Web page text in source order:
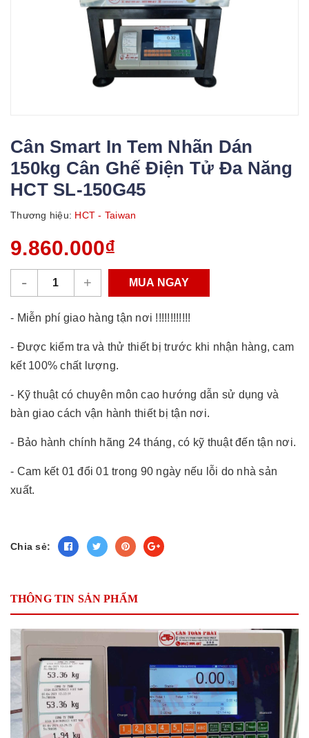
Cân Smart In Tem Nhãn Dán
150kg Cân Ghế Điện Tử Đa Năng
HCT SL-150G45
Thương hiệu: HCT - Taiwan
9.860.000₫
- + MUA NGAY
- Miễn phí giao hàng tận nơi !!!!!!!!!!!!
- Được kiểm tra và thử thiết bị trước khi nhận hàng, cam
kết 100% chất lượng.
- Kỹ thuật có chuyên môn cao hướng dẫn sử dụng và
bàn giao cách vận hành thiết bị tận nơi.
- Bảo hành chính hãng 24 tháng, có kỹ thuật đến tận nơi.
- Cam kết 01 đổi 01 trong 90 ngày nếu lỗi do nhà sản
xuất.
Chia sẻ:
THÔNG TIN SẢN PHẨM